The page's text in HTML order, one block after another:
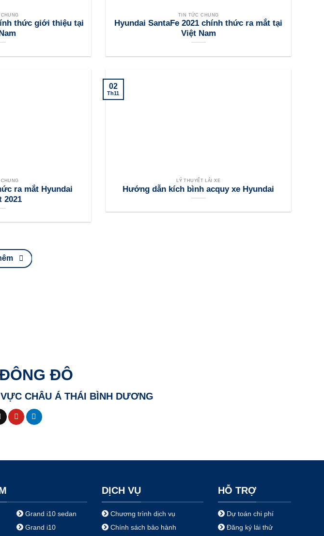
thức giới thiệu tại
TIN TỨC CHUNG
Hyundai SantaFe 2021 chính thức ra mắt tại
Việt Nam
ra mắt Hyundai
2021
LÝ THUYẾT LÁI XE
Hướng dẫn kích bình acquy xe Hyundai
02
Th11
ĐÔ
CHÂU Á THÁI BÌNH DƯƠNG
Grand i10 sedan
Grand i10
DỊCH VỤ
Chương trình dịch vụ
Chính sách bảo hành
HỖ TRỢ
Dự toán chi phí
Đăng ký lái thử